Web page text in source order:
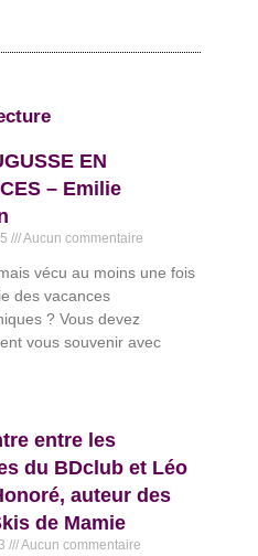
EN
– Emilie
Aucun commentaire
vécu au moins une fois
des vacances
? Vous devez
vous souvenir avec
entre les
du BDclub et Léo
auteur des
de Mamie
Aucun commentaire